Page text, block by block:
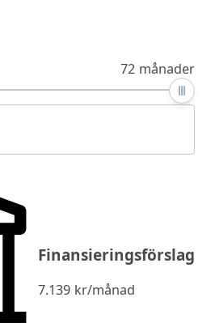
72 månader
Finansieringsförslag
7.139 kr/månad